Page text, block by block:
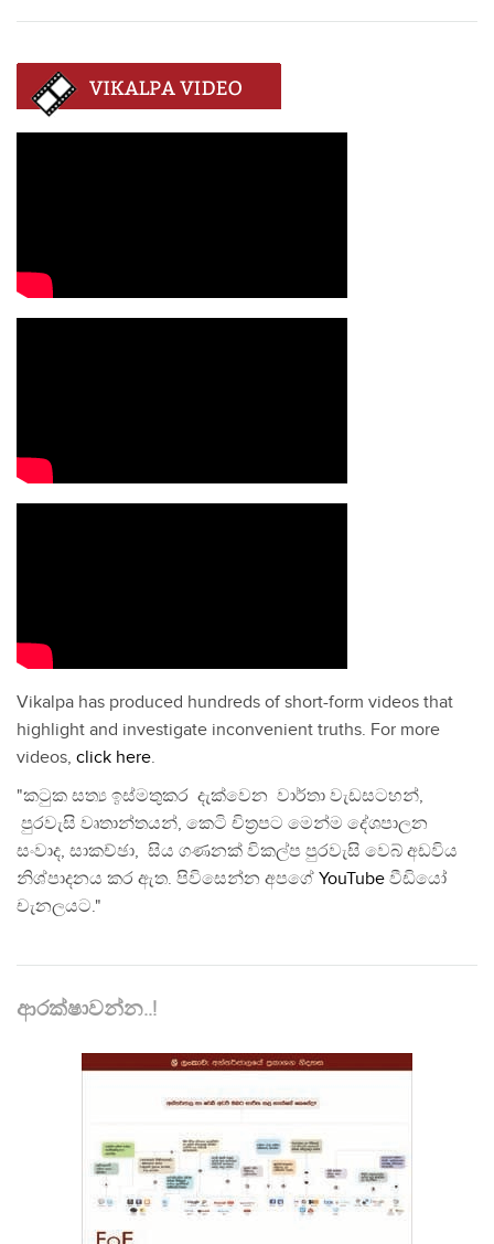
Vikalpa has produced hundreds of short-form videos that
highlight and investigate inconvenient truths. For more
videos, click here.
"කටුක සත්‍ය ඉස්මතුකර දැක්වෙන වාර්තා වැඩසටහන්,
පුරවැසි වෘතාන්තයන්, කෙටි චිත්‍රපට මෙන්ම දේශපාලන
සංවාද, සාකච්ඡා, සිය ගණනක් විකල්ප පුරවැසි වෙබ් අඩවිය
නිශ්පාදනය කර ඇත. පිවිසෙන්න අපගේ YouTube වීඩියෝ
චැනලයට."
ආරක්ෂාවන්න..!